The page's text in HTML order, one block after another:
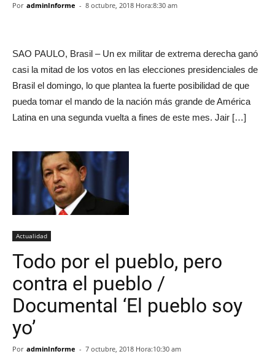
Por adminInforme - 8 octubre, 2018 Hora:8:30 am
SAO PAULO, Brasil – Un ex militar de extrema derecha ganó
casi la mitad de los votos en las elecciones presidenciales de
Brasil el domingo, lo que plantea la fuerte posibilidad de que
pueda tomar el mando de la nación más grande de América
Latina en una segunda vuelta a fines de este mes. Jair […]
Actualidad
Todo por el pueblo, pero
contra el pueblo /
Documental ‘El pueblo soy
yo’
Por adminInforme - 7 octubre, 2018 Hora:10:30 am